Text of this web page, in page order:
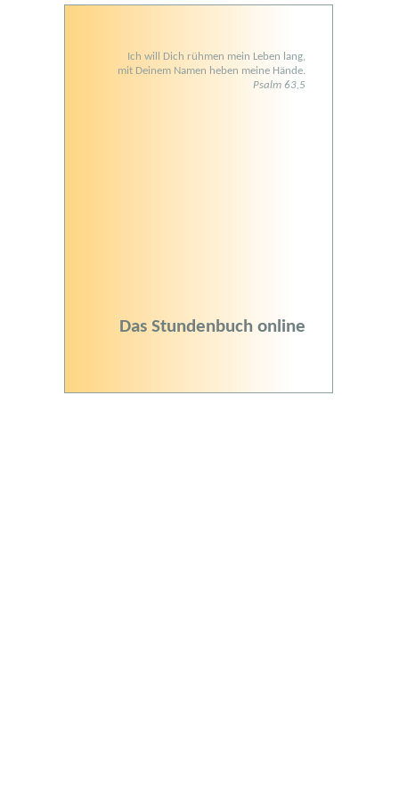
Ich will Dich rühmen mein Leben lang,
mit Deinem Namen heben meine Hände.
Psalm 63,5
Das Stundenbuch online